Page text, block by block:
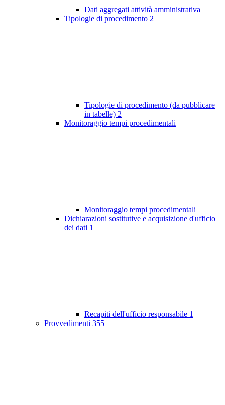
Dati aggregati attività amministrativa
Tipologie di procedimento 2
Tipologie di procedimento (da pubblicare
in tabelle) 2
Monitoraggio tempi procedimentali
Monitoraggio tempi procedimentali
Dichiarazioni sostitutive e acquisizione d'ufficio
dei dati 1
Recapiti dell'ufficio responsabile 1
Provvedimenti 355